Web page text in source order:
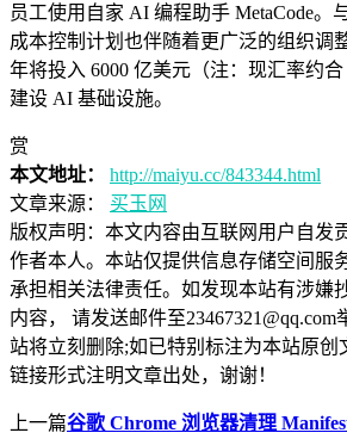
员工使用自家 AI 编程助手 MetaCode。
成本控制计划也伴随着更广泛的组织调
年将投入 6000 亿美元（注：现汇率约合
建设 AI 基础设施。
赏
本文地址：
http://maiyu.cc/843344.html
文章来源：
买玉网
版权声明： 本文内容由互联网用户自发
作者本人。本站仅提供信息存储空间服
承担相关法律责任。如发现本站有涉嫌
内容， 请发送邮件至
站将立刻删除;如已特别标注为本站原创
链接形式注明文章出处，谢谢！
上一篇谷歌 Chrome 浏览器清理